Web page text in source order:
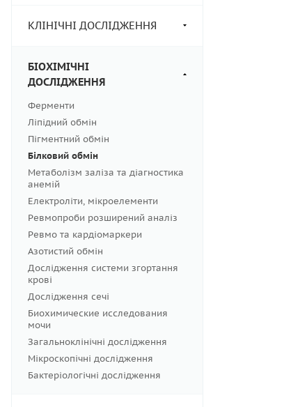
КЛІНІЧНІ ДОСЛІДЖЕННЯ
БІОХІМІЧНІ
ДОСЛІДЖЕННЯ
Ферменти
Ліпідний обмін
Пігментний обмін
Білковий обмін
Метаболізм заліза та діагностика
анемій
Електроліти, мікроелементи
Ревмопроби розширений аналіз
Ревмо та кардіомаркери
Азотистий обмін
Дослідження системи згортання
крові
Дослідження сечі
Биохимические исследования
мочи
Загальноклінічні дослідження
Мікроскопічні дослідження
Бактеріологічні дослідження